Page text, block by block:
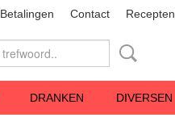
Betalingen Contact Recepten
DRANKEN DIVERSEN